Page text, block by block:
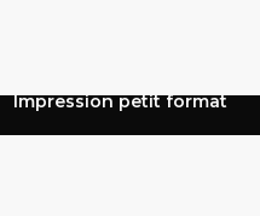
Impression petit format